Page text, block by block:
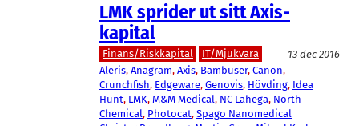
LMK sprider ut sitt Axis-
kapital
Finans/Riskkapital IT/Mjukvara
13 dec 2016
Aleris, Anagram, Axis, Bambuser, Canon
Crunchfish, Edgeware, Genovis, Hövding, Idea
Hunt, LMK, M&M Medical, NC Lahega, North
Chemical, Photocat, Spago Nanomedical